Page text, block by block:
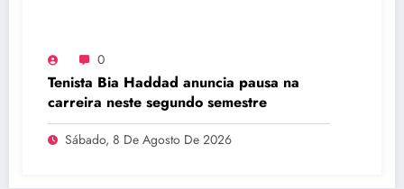
0
Tenista Bia Haddad anuncia pausa na
carreira neste segundo semestre
Sábado, 8 De Agosto De 2026